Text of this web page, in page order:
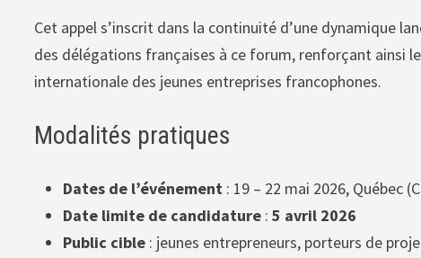
Cet appel s’inscrit dans la continuité d’une dynamique
des délégations françaises à ce forum, renforçant ainsi
internationale des jeunes entreprises francophones.
Modalités pratiques
Dates de l’événement : 19 – 22 mai 2026, Québec
Date limite de candidature :5 avril 2026
Public cible : jeunes entrepreneurs, porteurs de